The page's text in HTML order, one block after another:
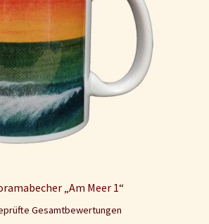
„Am Meer 1“
Gesamtbewertungen